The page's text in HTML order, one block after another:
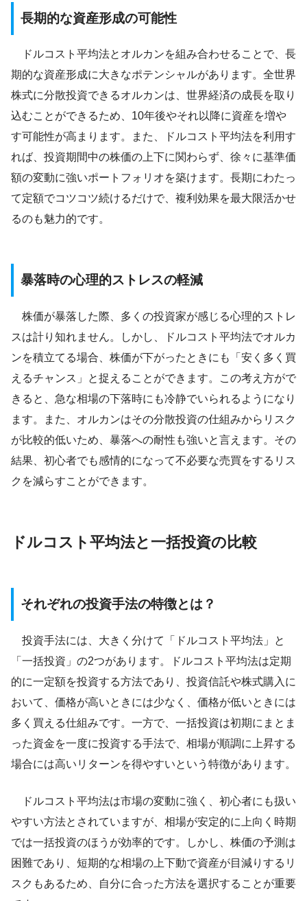
長期的な資産形成の可能性
ドルコスト平均法とオルカンを組み合わせることで、長
期的な資産形成に大きなポテンシャルがあります。全世界
株式に分散投資できるオルカンは、世界経済の成長を取り
込むことができるため、10年後やそれ以降に資産を増や
す可能性が高まります。また、ドルコスト平均法を利用す
れば、投資期間中の株価の上下に関わらず、徐々に基準価
額の変動に強いポートフォリオを築けます。長期にわたっ
て定額でコツコツ続けるだけで、複利効果を最大限活かせ
るのも魅力的です。
暴落時の心理的ストレスの軽減
株価が暴落した際、多くの投資家が感じる心理的ストレ
スは計り知れません。しかし、ドルコスト平均法でオルカ
ンを積立てる場合、株価が下がったときにも「安く多く買
えるチャンス」と捉えることができます。この考え方がで
きると、急な相場の下落時にも冷静でいられるようになり
ます。また、オルカンはその分散投資の仕組みからリスク
が比較的低いため、暴落への耐性も強いと言えます。その
結果、初心者でも感情的になって不必要な売買をするリス
クを減らすことができます。
ドルコスト平均法と一括投資の比較
それぞれの投資手法の特徴とは？
投資手法には、大きく分けて「ドルコスト平均法」と
「一括投資」の2つがあります。ドルコスト平均法は定期
的に一定額を投資する方法であり、投資信託や株式購入に
おいて、価格が高いときには少なく、価格が低いときには
多く買える仕組みです。一方で、一括投資は初期にまとま
った資金を一度に投資する手法で、相場が順調に上昇する
場合には高いリターンを得やすいという特徴があります。
ドルコスト平均法は市場の変動に強く、初心者にも扱い
やすい方法とされていますが、相場が安定的に上向く時期
では一括投資のほうが効率的です。しかし、株価の予測は
困難であり、短期的な相場の上下動で資産が目減りするリ
スクもあるため、自分に合った方法を選択することが重要